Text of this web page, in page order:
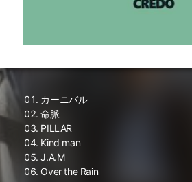
カーニバル
命脈
PILLAR
Kind man
J.A.M
Over the Rain